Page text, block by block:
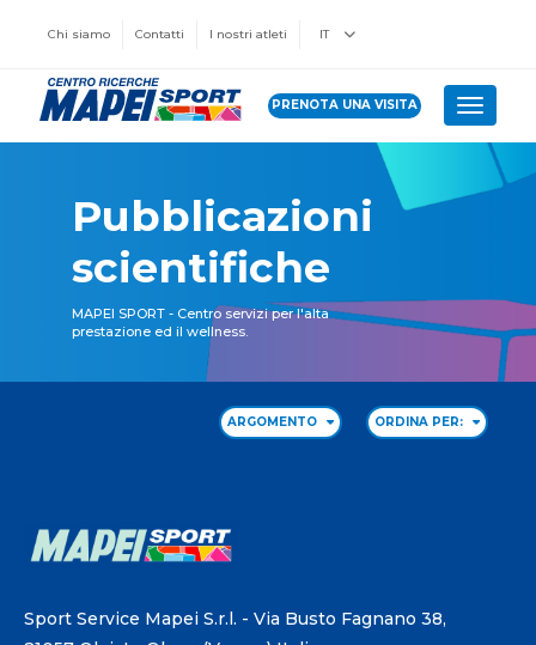
Chi siamo Contatti I nostri atleti IT
PRENOTA UNA VISITA Toggle
Pubblicazioni
scientifiche
MAPEI SPORT - Centro servizi per l'alta
prestazione ed il wellness.
ARGOMENTO ORDINA PER:
Sport Service Mapei S.r.l. - Via Busto Fagnano 38,